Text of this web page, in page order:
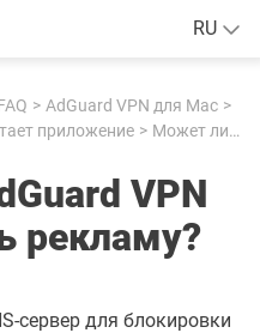
RU
AdGuard VPN для Mac
приложение
Может ли AdGuard VPN блокировать рекламу?
VPN
рекламу?
сервер для блокировки